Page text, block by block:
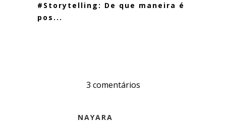
#Storytelling: De que maneira é
pos...
3 comentários
NAYARA